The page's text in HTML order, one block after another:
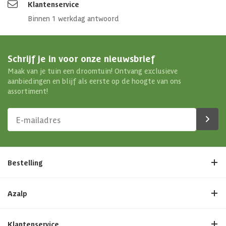
De hoeveelheid TTE-MultiDrain Plus roosters in dit pakket is
garage te dienen. Indien u extra roosters wenst te bestellen voor
Klantenservice
Binnen 1 werkdag antwoord
Schrijf je in voor onze nieuwsbrief
Maak van je tuin een droomtuin! Ontvang exclusieve
aanbiedingen en blijf als eerste op de hoogte van ons
assortiment!
Bestelling
Azalp
Klantenservice